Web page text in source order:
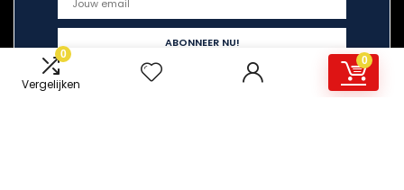
0
Vergelijken
0